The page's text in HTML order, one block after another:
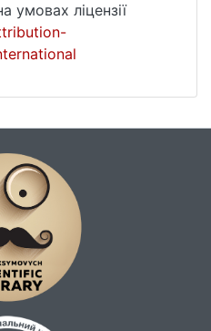
умовах ліцензії